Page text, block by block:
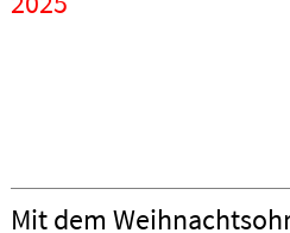
Mit dem